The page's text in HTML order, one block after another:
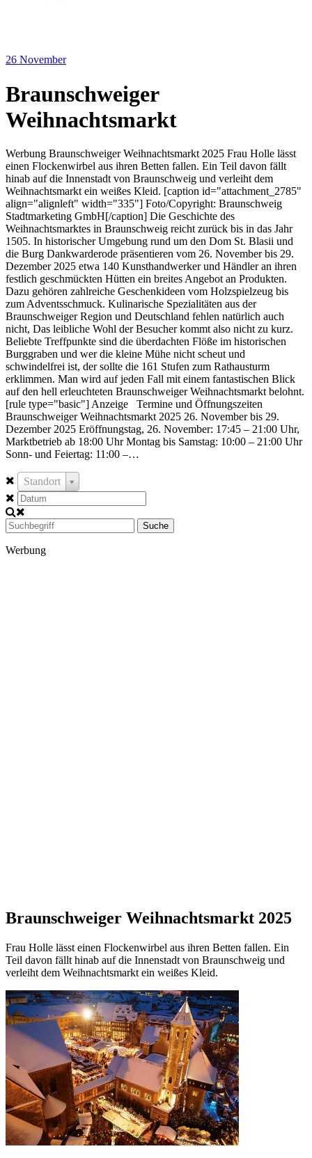
26 November
Braunschweiger
Weihnachtsmarkt
Werbung Braunschweiger Weihnachtsmarkt 2025 Frau Holle lässt
einen Flockenwirbel aus ihren Betten fallen. Ein Teil davon fällt
hinab auf die Innenstadt von Braunschweig und verleiht dem
Weihnachtsmarkt ein weißes Kleid. [caption id="attachment_2785"
align="alignleft" width="335"] Foto/Copyright: Braunschweig
Stadtmarketing GmbH[/caption] Die Geschichte des
Weihnachtsmarktes in Braunschweig reicht zurück bis in das Jahr
1505. In historischer Umgebung rund um den Dom St. Blasii und
die Burg Dankwarderode präsentieren vom 26. November bis 29.
Dezember 2025 etwa 140 Kunsthandwerker und Händler an ihren
festlich geschmückten Hütten ein breites Angebot an Produkten.
Dazu gehören zahlreiche Geschenkideen vom Holzspielzeug bis
zum Adventsschmuck. Kulinarische Spezialitäten aus der
Braunschweiger Region und Deutschland fehlen natürlich auch
nicht, Das leibliche Wohl der Besucher kommt also nicht zu kurz.
Beliebte Treffpunkte sind die überdachten Flöße im historischen
Burggraben und wer die kleine Mühe nicht scheut und
schwindelfrei ist, der sollte die 161 Stufen zum Rathausturm
erklimmen. Man wird auf jeden Fall mit einem fantastischen Blick
auf den hell erleuchteten Braunschweiger Weihnachtsmarkt belohnt.
[rule type="basic"] Anzeige Termine und Öffnungszeiten
Braunschweiger Weihnachtsmarkt 2025 26. November bis 29.
Dezember 2025 Eröffnungstag, 26. November: 17:45 – 21:00 Uhr,
Marktbetrieb ab 18:00 Uhr Montag bis Samstag: 10:00 – 21:00 Uhr
Sonn- und Feiertag: 11:00 –…
Standort
Suche
Werbung
Braunschweiger Weihnachtsmarkt 2025
Frau Holle lässt einen Flockenwirbel aus ihren Betten fallen. Ein
Teil davon fällt hinab auf die Innenstadt von Braunschweig und
verleiht dem Weihnachtsmarkt ein weißes Kleid.